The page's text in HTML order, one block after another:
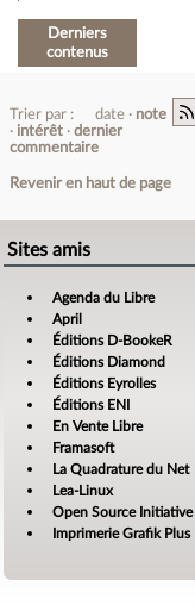
Derniers
contenus
Trier par : date
note
intérêt
dernier
commentaire
Revenir en haut de page
Sites amis
Agenda du Libre
April
Éditions D-BookeR
Éditions Diamond
Éditions Eyrolles
Éditions ENI
En Vente Libre
Framasoft
La Quadrature du Net
Lea-Linux
Open Source Initiative
Imprimerie Grafik Plus